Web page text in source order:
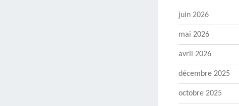
juin 2026
mai 2026
avril 2026
décembre 2025
octobre 2025